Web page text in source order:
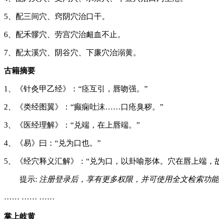
5、配三间穴、窍阴穴治口干。
6、配禾髎穴、劳宫穴治衄血不止。
7、配太溪穴、阴谷穴、下廉穴治溺黄。
古籍摘要
1、《针灸甲乙经》：“痉互引，唇吻强。”
2、《类经图翼》：“癫痫吐沫……口疮臭秽。”
3、《医经理解》：“兑端，在上唇端。”
4、《易》曰：“兑为口也。”
5、《经穴释义汇解》：“兑为口，以卦喻形体。穴在唇上端，
提示: 注册登录后，享有更多权限，并可使用全文检索功
…… …… ……
掌上岐黄